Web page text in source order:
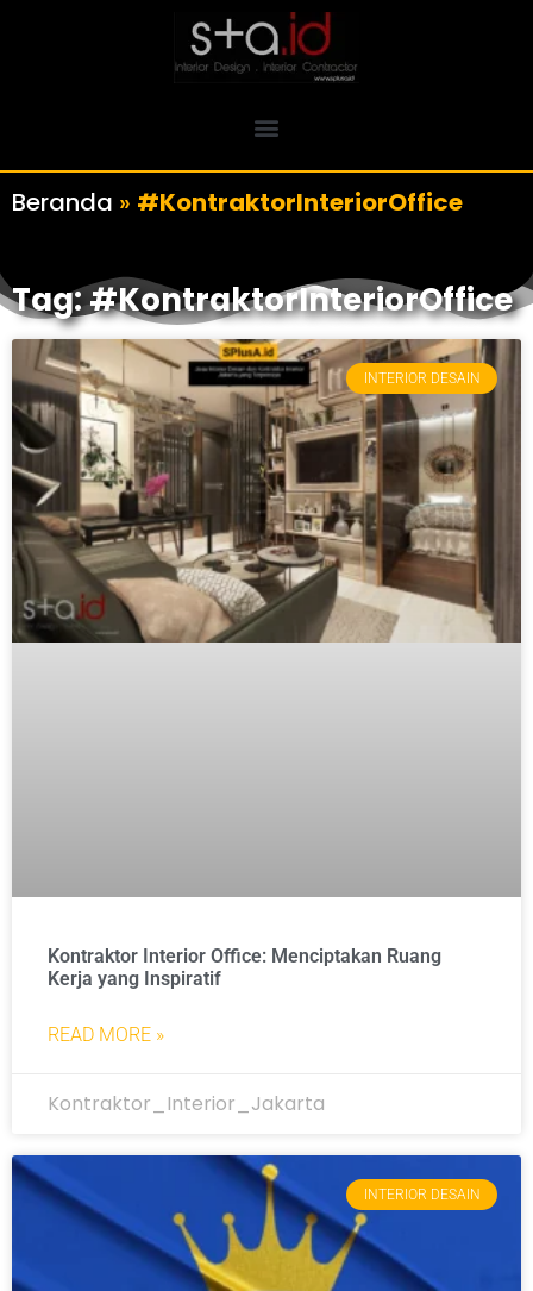
Beranda » #KontraktorInteriorOffice
Tag: #KontraktorInteriorOffice
INTERIOR DESAIN
Kontraktor Interior Office: Menciptakan Ruang
Kerja yang Inspiratif
READ MORE »
Kontraktor_Interior_Jakarta
INTERIOR DESAIN